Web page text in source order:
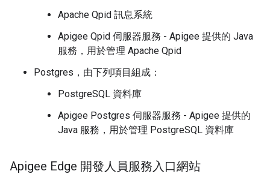
Apache Qpid 訊息系統
Apigee Qpid 伺服器服務 - Apigee 提供的 Java
服務，用於管理 Apache Qpid
Postgres，由下列項目組成：
PostgreSQL 資料庫
Apigee Postgres 伺服器服務 - Apigee 提供的
Java 服務，用於管理 PostgreSQL 資料庫
Apigee Edge 開發人員服務入口網站